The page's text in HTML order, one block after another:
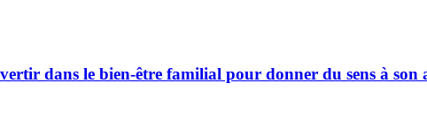
dans le bien-être familial pour donner du sens à son